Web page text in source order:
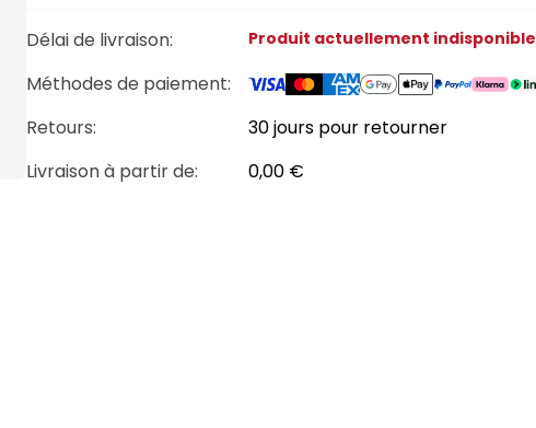
Délai de livraison: Produit actuellement indisponible
Méthodes de paiement:
Retours:
30 jours pour retourner
Livraison à partir de: 0,00 €